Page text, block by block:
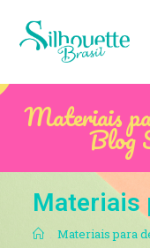
Materiais
Blog
Materiais
. Materiais para